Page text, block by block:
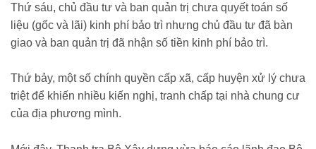
Thứ sáu, chủ đầu tư và ban quản trị chưa quyết toán số
liệu (gốc và lãi) kinh phí bảo trì nhưng chủ đầu tư đã bàn
giao và ban quản trị đã nhận số tiền kinh phí bảo trì.
Thứ bảy, một số chính quyền cấp xã, cấp huyện xử lý chưa
triệt để khiến nhiều kiến nghị, tranh chấp tại nhà chung cư
của địa phương mình.